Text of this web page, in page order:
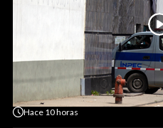
Hace 10 horas